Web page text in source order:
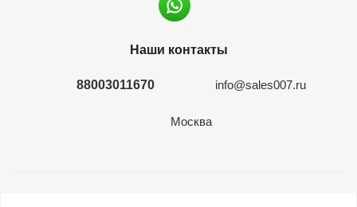
Наши контакты
88003011670 info@sales007.ru
Москва